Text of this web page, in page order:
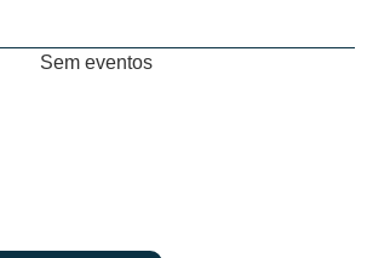
Sem eventos